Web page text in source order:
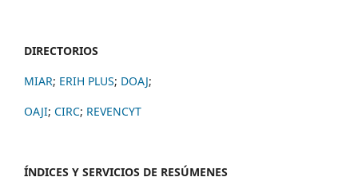
DIRECTORIOS
MIAR; ERIH PLUS; DOAJ;
OAJI; CIRC; REVENCYT
ÍNDICES Y SERVICIOS DE RESÚMENES